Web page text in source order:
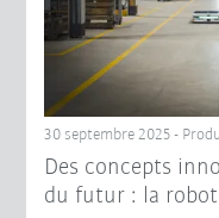
30 septembre 2025 -
Des concepts
du futur : la